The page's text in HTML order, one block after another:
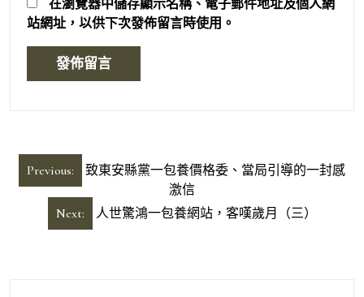
在瀏覽器中儲存顯示名稱、電子郵件地址及個人網
站網址，以供下次發佈留言時使用。
文
章
Previous:
致東安縣黨一包養價格委、當局引導的一封感
激信
Next:
人世驚鴻一包養網站，客嘆歲月（三）